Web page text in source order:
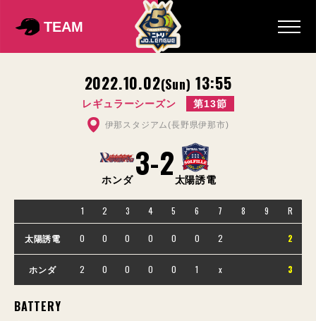
TEAM
2022.10.02(Sun) 13:55
レギュラーシーズン 第13節
伊那スタジアム(長野県伊那市)
ホンダ 3-2太陽誘電
1 2 3 4 5 6 7 8 9 R
太陽誘電 0 0 0 0 0 0 2 2
ホンダ 2 0 0 0 0 1 x 3
BATTERY